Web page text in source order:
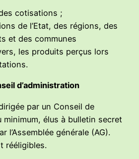
cotisations ;
de l’Etat, des régions, des
et des communes
les produits perçus lors
d’administration
par un Conseil de
minimum, élus à bulletin secret
l’Assemblée générale (AG).
rééligibles.